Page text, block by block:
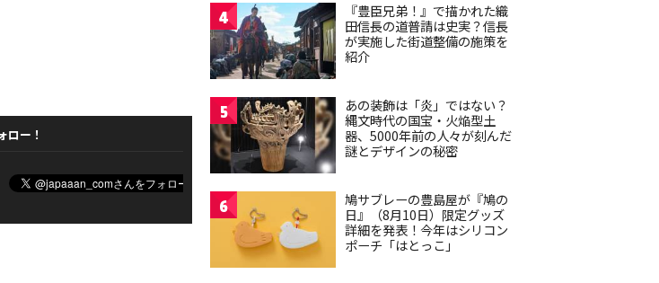
ロー！
4
『豊臣兄弟！』で描かれた織
田信長の道普請は史実？信長
が実施した街道整備の施策を
紹介
5
あの装飾は「炎」ではない？
縄文時代の国宝・火焔型土
器、5000年前の人々が刻んだ
謎とデザインの秘密
6
鳩サブレーの豊島屋が『鳩の
日』（8月10日）限定グッズ
詳細を発表！今年はシリコン
ポーチ「はとっこ」